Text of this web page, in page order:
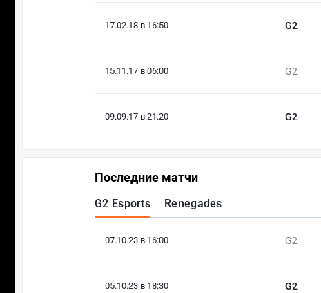
17.02.18 в 16:50 G2
15.11.17 в 06:00 G2
09.09.17 в 21:20 G2
Последние матчи
G2 Esports Renegades
07.10.23 в 16:00 G2
05.10.23 в 18:30 G2